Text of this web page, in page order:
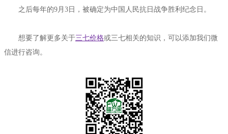
之后每年的9月3日，被确定为中国人民抗日战争胜利纪念日。
想要了解更多关于三七价格或三七相关的知识，可以添加我们微
信进行咨询。